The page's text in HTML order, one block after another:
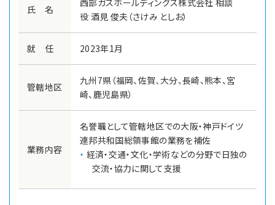
氏 名
西部ガスホールディングス株式会社 相談
役 酒見 俊夫（さけみ としお）
就 任 2023年1月
管轄地区
九州7県（福岡、佐賀、大分、長崎、熊本、宮
崎、鹿児島県）
業務内容
名誉職として管轄地区での大阪・神戸ドイツ
連邦共和国総領事館の業務を補佐
経済・交通・文化・学術などの分野で日独の
交流・協力に関して支援